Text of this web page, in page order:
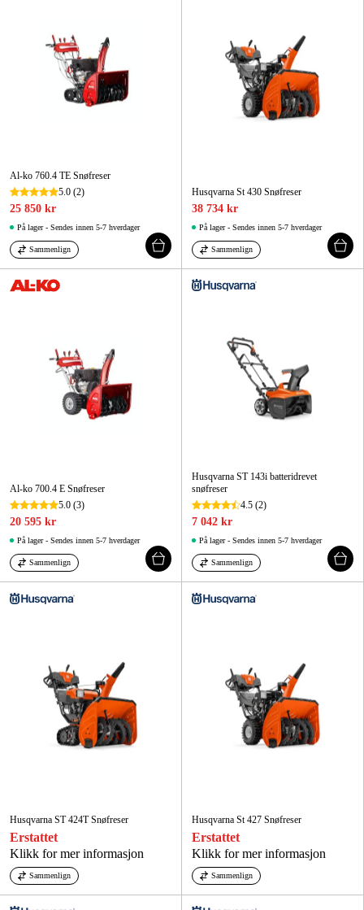
Al-ko 760.4 TE Snøfreser
5.0 (2)
25 850 kr
På lager - Sendes innen 5-7 hverdager
Sammenlign
Husqvarna St 430 Snøfreser
38 734 kr
På lager - Sendes innen 5-7 hverdager
Sammenlign
Al-ko 700.4 E Snøfreser
5.0 (3)
20 595 kr
På lager - Sendes innen 5-7 hverdager
Sammenlign
Husqvarna ST 143i batteridrevet
snøfreser
4.5 (2)
7 042 kr
På lager - Sendes innen 5-7 hverdager
Sammenlign
Husqvarna ST 424T Snøfreser
Erstattet
Klikk for mer informasjon
Sammenlign
Husqvarna St 427 Snøfreser
Erstattet
Klikk for mer informasjon
Sammenlign